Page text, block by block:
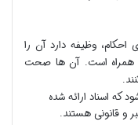
وظیفه دارد آن را
همراه است. آن ها صحت
اسناد ارائه شده
و قانونی هستند.